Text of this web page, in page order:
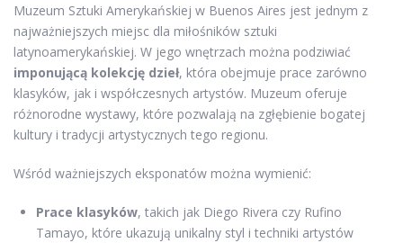
Muzeum Sztuki Amerykańskiej w Buenos Aires jest jednym z
najważniejszych miejsc dla miłośników sztuki
latynoamerykańskiej. W jego wnętrzach można podziwiać
imponującą kolekcję dzieł, która obejmuje prace zarówno
klasyków, jak i współczesnych artystów. Muzeum oferuje
różnorodne wystawy, które pozwalają na zgłębienie bogatej
kultury i tradycji artystycznych tego regionu.
Wśród ważniejszych eksponatów można wymienić:
Prace klasyków, takich jak Diego Rivera czy Rufino
Tamayo, które ukazują unikalny styl i techniki artystów